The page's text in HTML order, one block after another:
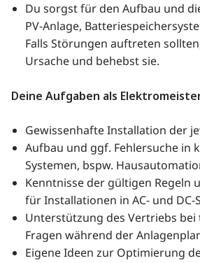
Du sorgst für den Aufbau und
PV-Anlage,
Falls Störungen auftreten
Ursache und behebst sie.
Deine Aufgaben als
Gewissenhafte Installation der
Aufbau und ggf. Fehlersuche in
Systemen, bspw.
Kenntnisse der gültigen Regeln
für Installationen in AC- und DC-
Unterstützung des Vertriebs bei
Fragen während der
Eigene Ideen zur Optimierung